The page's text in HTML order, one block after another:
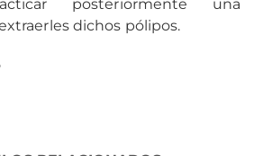
posteriormente una
dichos pólipos.